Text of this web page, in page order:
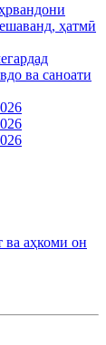
ҳатмӣ
ва саноати
ва аҳкоми он